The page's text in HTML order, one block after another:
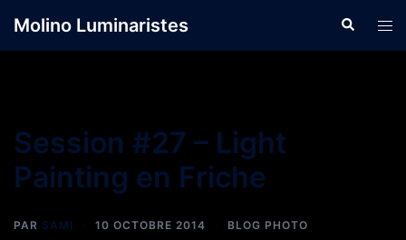
auMolino Luminaristes
le
Session #27 – Light
Painting en Friche
PAR SAMI 10 OCTOBRE 2014 BLOG PHOTO